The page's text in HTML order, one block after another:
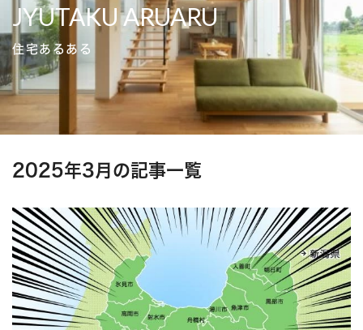
JYUTAKU ARUARU
住宅あるある
2025年3月の記事一覧